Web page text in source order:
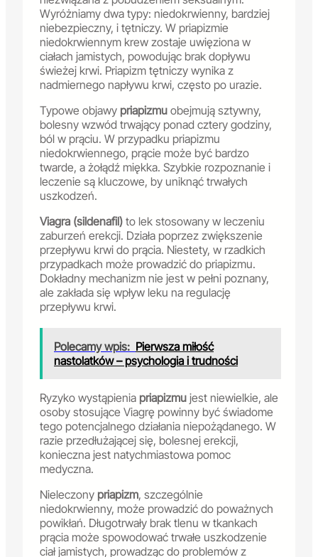
Wyróżniamy dwa typy: niedokrwienny, bardziej
niebezpieczny, i tętniczy. W priapizmie
niedokrwiennym krew zostaje uwięziona w
ciałach jamistych, powodując brak dopływu
świeżej krwi. Priapizm tętniczy wynika z
nadmiernego napływu krwi, często po urazie.
Typowe objawy priapizmu obejmują sztywny,
bolesny wzwód trwający ponad cztery godziny,
ból w prąciu. W przypadku priapizmu
niedokrwiennego, prącie może być bardzo
twarde, a żołądź miękka. Szybkie rozpoznanie i
leczenie są kluczowe, by uniknąć trwałych
uszkodzeń.
Viagra (sildenafil) to lek stosowany w leczeniu
zaburzeń erekcji. Działa poprzez zwiększenie
przepływu krwi do prącia. Niestety, w rzadkich
przypadkach może prowadzić do priapizmu.
Dokładny mechanizm nie jest w pełni poznany,
ale zakłada się wpływ leku na regulację
przepływu krwi.
Polecamy wpis: Pierwsza miłość
nastolatków – psychologia i trudności
Ryzyko wystąpienia priapizmu jest niewielkie, ale
osoby stosujące Viagrę powinny być świadome
tego potencjalnego działania niepożądanego. W
razie przedłużającej się, bolesnej erekcji,
konieczna jest natychmiastowa pomoc
medyczna.
Nieleczony priapizm, szczególnie
niedokrwienny, może prowadzić do poważnych
powikłań. Długotrwały brak tlenu w tkankach
prącia może spowodować trwałe uszkodzenie
ciał jamistych, prowadząc do problemów z